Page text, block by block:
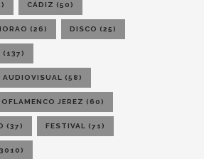
CÁDIZ (50)
(26) DISCO (25)
(137)
AUDIOVISUAL (58)
JEREZ (60)
(37) FESTIVAL (71)